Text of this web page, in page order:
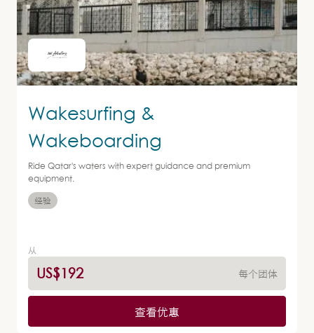
Wakesurfing &
Wakeboarding
Ride Qatar's waters with expert guidance and premium
equipment.
经验
从
US$192 每个团体
查看优惠